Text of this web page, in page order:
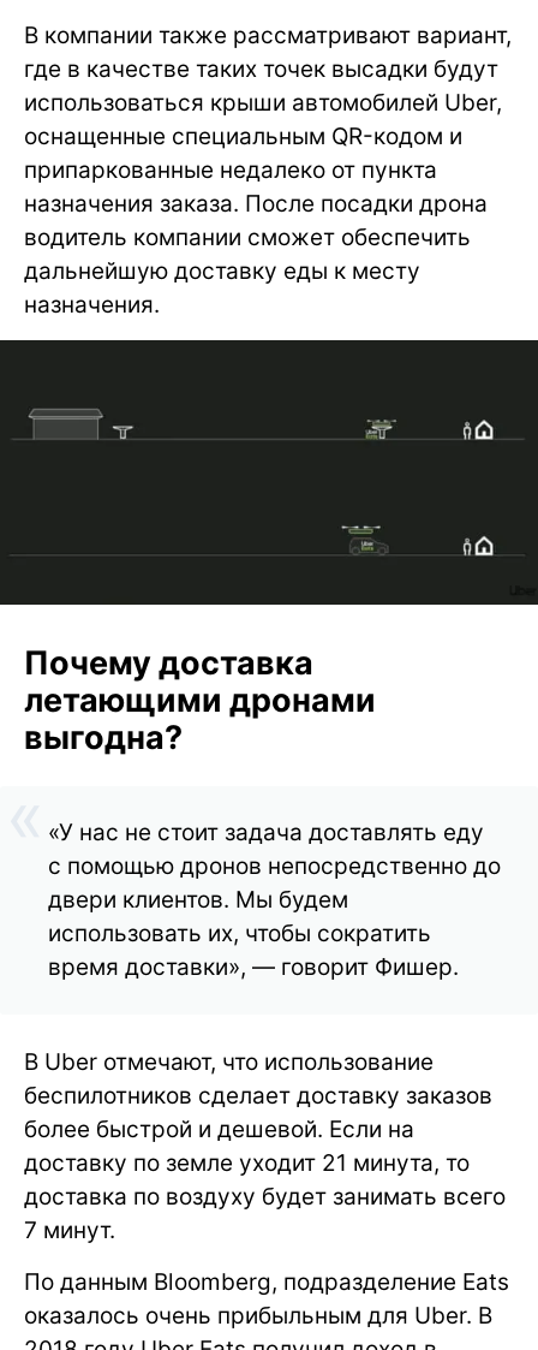
В компании также рассматривают вариант,
где в качестве таких точек высадки будут
использоваться крыши автомобилей Uber,
оснащенные специальным QR-кодом и
припаркованные недалеко от пункта
назначения заказа. После посадки дрона
водитель компании сможет обеспечить
дальнейшую доставку еды к месту
назначения.
Почему доставка
летающими дронами
выгодна?
«У нас не стоит задача доставлять еду
с помощью дронов непосредственно до
двери клиентов. Мы будем
использовать их, чтобы сократить
время доставки», — говорит Фишер.
В Uber отмечают, что использование
беспилотников сделает доставку заказов
более быстрой и дешевой. Если на
доставку по земле уходит 21 минута, то
доставка по воздуху будет занимать всего
7 минут.
По данным Bloomberg, подразделение Eats
оказалось очень прибыльным для Uber. В